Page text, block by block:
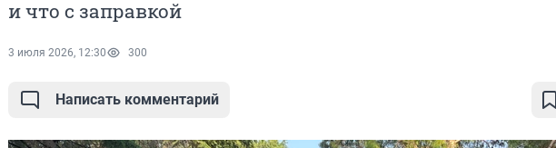
и что с заправкой
3 июля 2026, 12:30 300
Написать комментарий